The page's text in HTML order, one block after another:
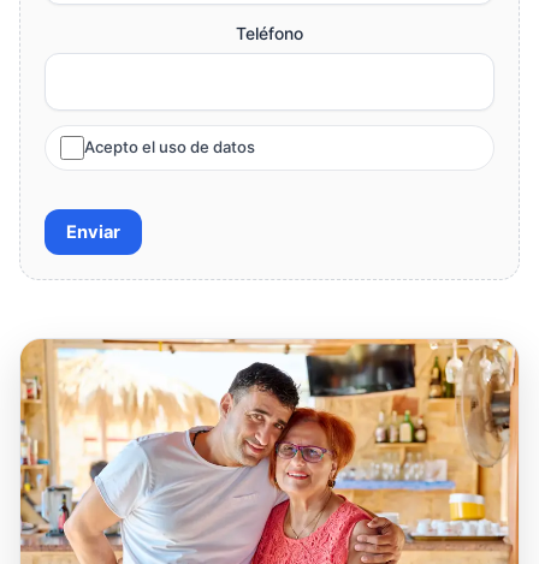
Teléfono
Acepto el uso de datos
Enviar